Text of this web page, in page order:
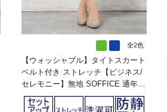
全2色
【ウォッシャブル】タイトスカート
ベルト付き ストレッチ【ビジネス/
セレモニー】無地 SOFFICE 通年
【レディース】